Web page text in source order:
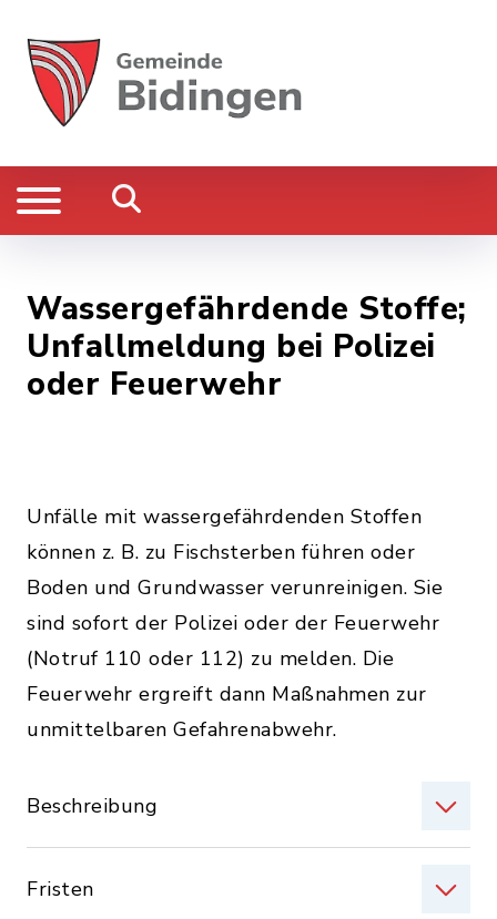
Wassergefährdende Stoffe;
Unfallmeldung bei Polizei
oder Feuerwehr
Unfälle mit wassergefährdenden Stoffen
können z. B. zu Fischsterben führen oder
Boden und Grundwasser verunreinigen. Sie
sind sofort der Polizei oder der Feuerwehr
(Notruf 110 oder 112) zu melden. Die
Feuerwehr ergreift dann Maßnahmen zur
unmittelbaren Gefahrenabwehr.
Beschreibung
Fristen